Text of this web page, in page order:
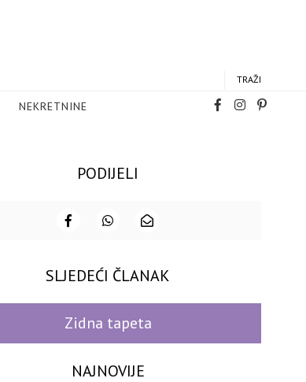
TRAŽI
NEKRETNINE
PODIJELI
SLJEDEĆI ČLANAK
Zidna tapeta
NAJNOVIJE